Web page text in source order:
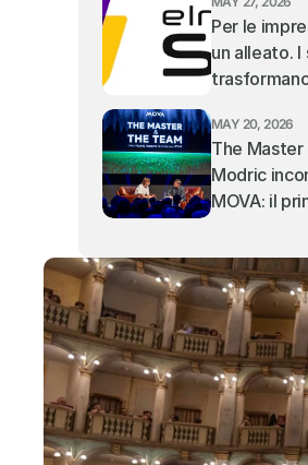
Per le
un alleato.
di Elmec
MAY 20, 2026
The Master
Modric
MOVA: il
Teatro